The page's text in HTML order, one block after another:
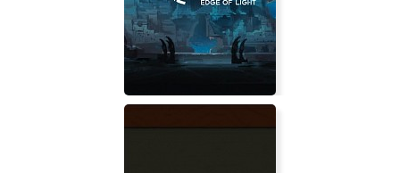
RollerCoaster Tycoon 3: Platinum